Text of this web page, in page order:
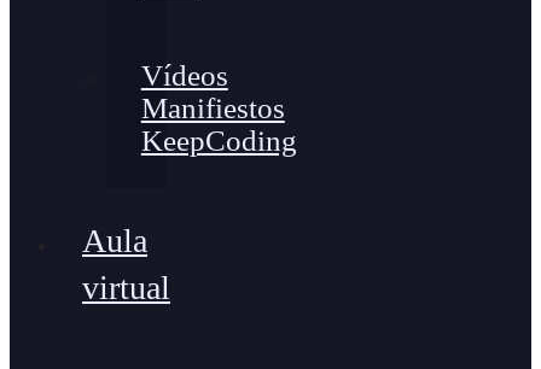
Vídeos
Manifiestos
KeepCoding
Aula
virtual